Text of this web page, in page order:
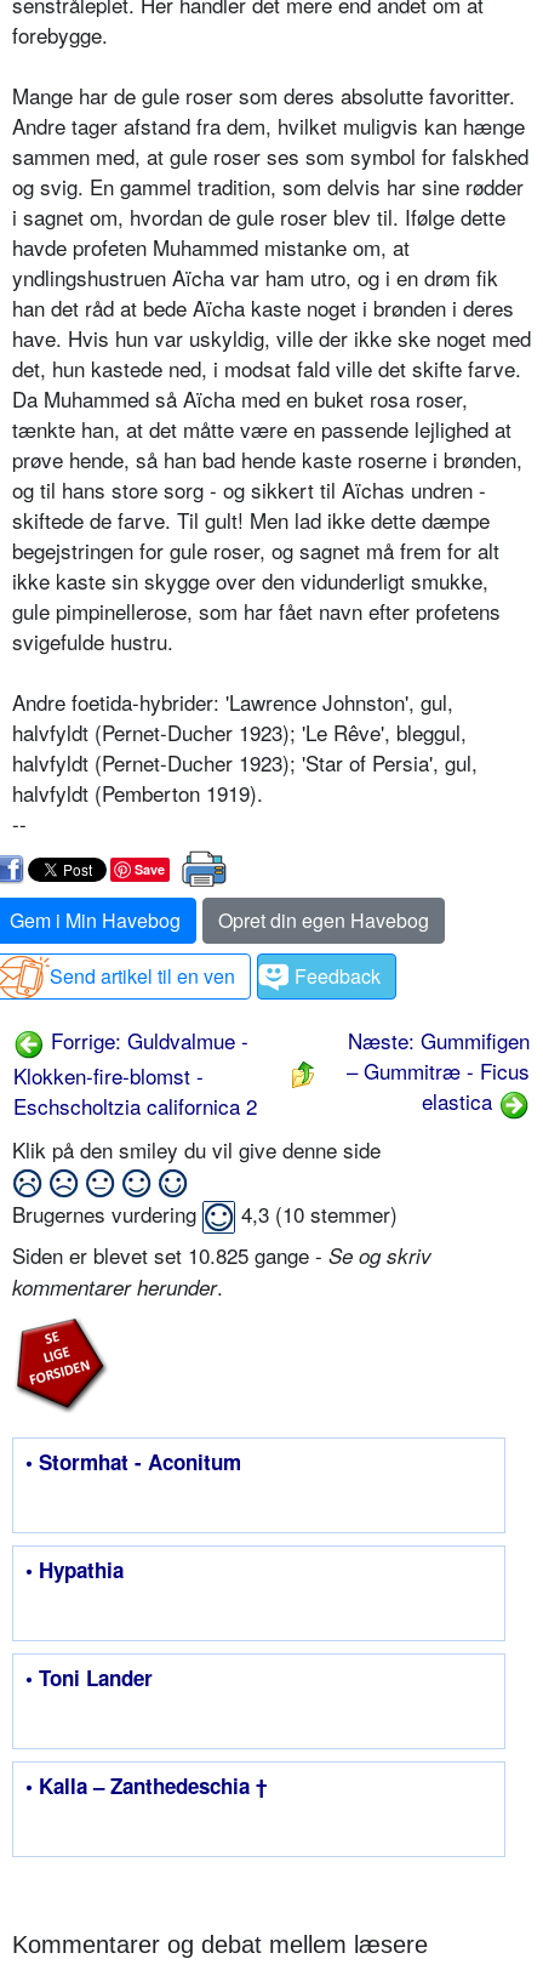
forebygge.
Mange har de gule roser som deres absolutte favoritter.
Andre tager afstand fra dem, hvilket muligvis kan hænge
sammen med, at gule roser ses som symbol for falskhed
og svig. En gammel tradition, som delvis har sine rødder
i sagnet om, hvordan de gule roser blev til. Ifølge dette
havde profeten Muhammed mistanke om, at
yndlingshustruen Aïcha var ham utro, og i en drøm fik
han det råd at bede Aïcha kaste noget i brønden i deres
have. Hvis hun var uskyldig, ville der ikke ske noget med
det, hun kastede ned, i modsat fald ville det skifte farve.
Da Muhammed så Aïcha med en buket rosa roser,
tænkte han, at det måtte være en passende lej­lighed at
prøve hende, så han bad hende kaste roserne i brønden,
og til hans store sorg - og sikkert til Aïchas undren -
skiftede de farve. Til gult! Men lad ikke dette dæmpe
begejstringen for gule roser, og sagnet må frem for alt
ikke kaste sin skygge over den vidunderligt smukke,
gule pimpinellerose, som har fået navn efter profetens
svigefulde hustru.
Andre foetida-hybrider: 'Lawrence Johnston', gul,
halvfyldt (Pernet­-Ducher 1923); 'Le Rêve', bleggul,
halvfyldt (Pernet-Ducher 1923); 'Star of Persia', gul,
halvfyldt (Pemberton 1919).
--
Save
Gem i Min Havebog
Opret din egen Havebog
Send artikel til en ven
Feedback
Forrige: Guldvalmue -
Klokken-fire-blomst -
Eschscholtzia californica 2
Næste: Gummifigen
– Gummitræ - Ficus
elastica
Klik på den smiley du vil give denne side
Brugernes vurdering 4,3 (10 stemmer)
Siden er blevet set 10.825 gange - Se og skriv
kommentarer herunder.
• Stormhat - Aconitum
• Hypathia
• Toni Lander
• Kalla – Zanthedeschia †
Kommentarer og debat mellem læsere